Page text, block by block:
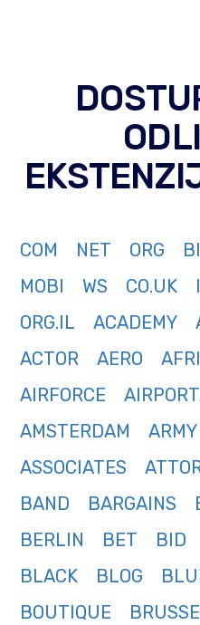
COM NET ORG
MOBI
WS CO.UK
ORG.IL
ACADEMY
ACTOR
AERO
AIRFORCE
AMSTERDAM
ARMY
ASSOCIATES
BAND
BARGAINS
BERLIN
BET BID
BLACK
BLOG
BOUTIQUE